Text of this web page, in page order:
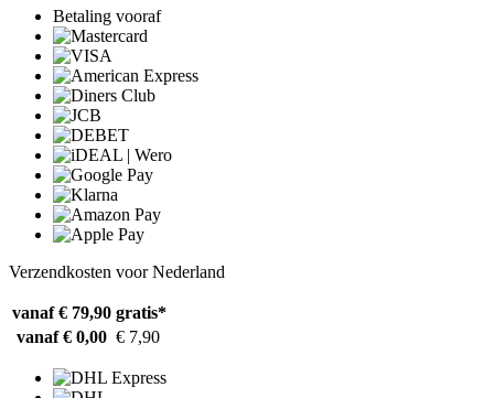
Betaling vooraf
Verzendkosten voor Nederland
vanaf € 79,90 gratis*
vanaf € 0,00 € 7,90